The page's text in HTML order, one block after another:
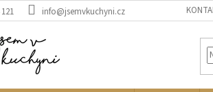
info@jsemvkuchyni.cz